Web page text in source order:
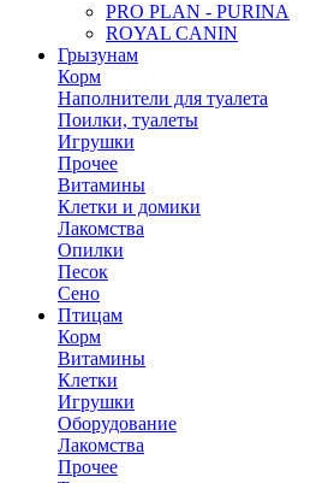
PRO PLAN - PURINA
ROYAL CANIN
Грызунам
Корм
Наполнители для туалета
Поилки, туалеты
Игрушки
Прочее
Витамины
Клетки и домики
Лакомства
Опилки
Песок
Сено
Птицам
Корм
Витамины
Клетки
Игрушки
Оборудование
Лакомства
Прочее